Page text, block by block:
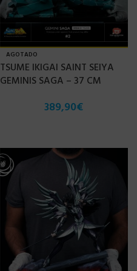
AGOTADO
TSUME IKIGAI SAINT SEIYA
GEMINIS SAGA – 37 CM
389,90€